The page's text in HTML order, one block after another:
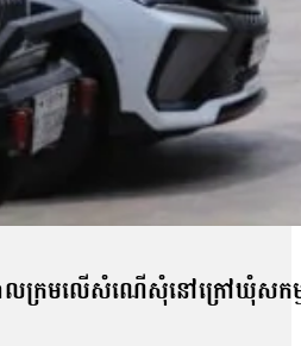
លក្រមលើសំណើសុំនៅក្រៅឃុំសក